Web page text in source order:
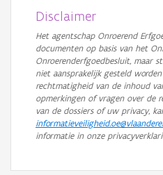
Disclaimer
Het agentschap Onroerend
documenten op basis van het
Onroerenderfgoedbesluit, maar
niet aansprakelijk gesteld
rechtmatigheid van de inhoud
opmerkingen of vragen over de
van de dossiers of uw privacy,
informatie in onze